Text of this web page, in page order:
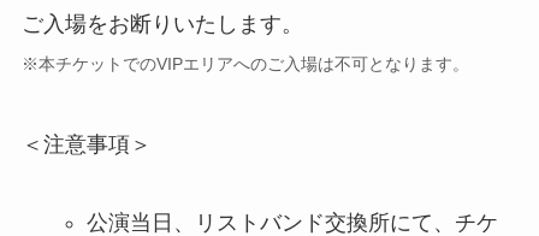
ご入場をお断りいたします。
※本チケットでのVIPエリアへのご入場は不可となります。
＜注意事項＞
公演当日、リストバンド交換所にて、チケ